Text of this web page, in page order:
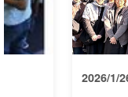
2026/1/